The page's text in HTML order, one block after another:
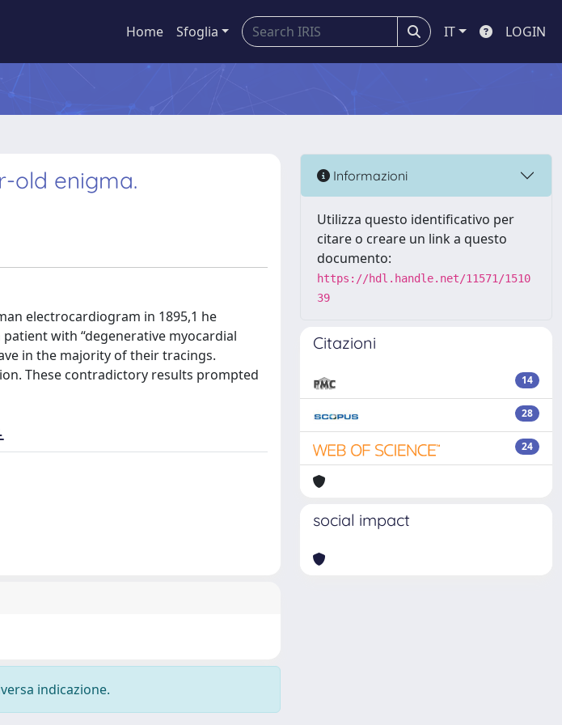
Home Sfoglia IT LOGIN
old enigma.
electrocardiogram in 1895,1 he
with “degenerative myocardial
in the majority of their tracings.
These contradictory results prompted
indicazione.
Informazioni
Utilizza questo identificativo per
citare o creare un link a questo
documento:
https://hdl.handle.net/11571/1510
39
Citazioni
14
28
24
social impact